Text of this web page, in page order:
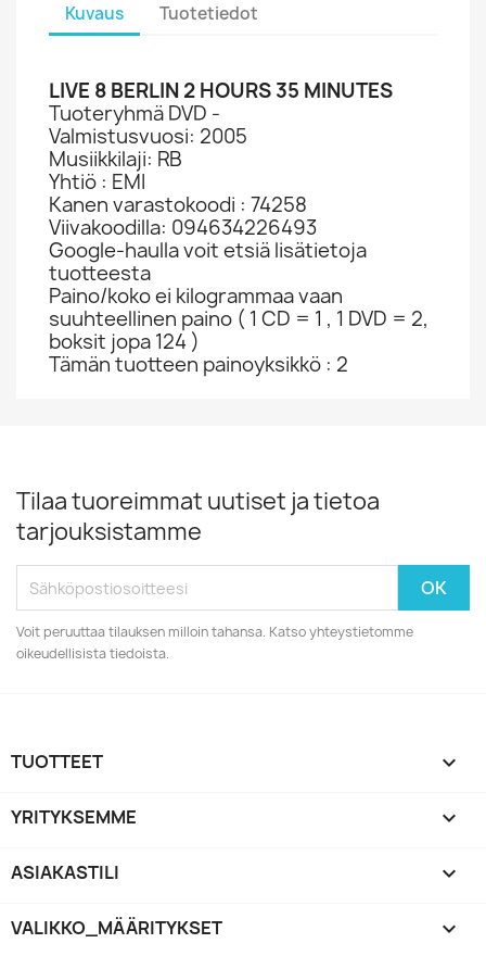
Kuvaus Tuotetiedot
LIVE 8 BERLIN 2 HOURS 35 MINUTES
Tuoteryhmä DVD -
Valmistusvuosi: 2005
Musiikkilaji: RB
Yhtiö : EMI
Kanen varastokoodi : 74258
Viivakoodilla: 094634226493
Google-haulla voit etsiä lisätietoja
tuotteesta
Paino/koko ei kilogrammaa vaan
suuhteellinen paino ( 1 CD = 1 , 1 DVD = 2,
boksit jopa 124 )
Tämän tuotteen painoyksikkö : 2
Tilaa tuoreimmat uutiset ja tietoa
tarjouksistamme
Voit peruuttaa tilauksen milloin tahansa. Katso yhteystietomme
oikeudellisista tiedoista.
TUOTTEET 
YRITYKSEMME 
ASIAKASTILI 
VALIKKO_MÄÄRITYKSET keyboard_arrow_down